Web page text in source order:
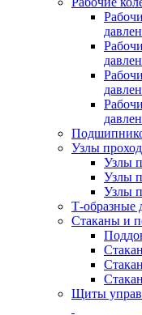
Узлы
Узлы
Узлы
Узлы
Т-образные
Стаканы и
Щиты